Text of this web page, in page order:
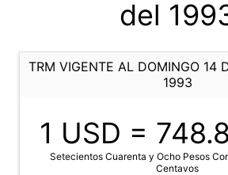
del
TRM VIGENTE AL DOMINGO 14
1993
1 USD =
Setecientos Cuarenta y Ocho Pesos
Centavos